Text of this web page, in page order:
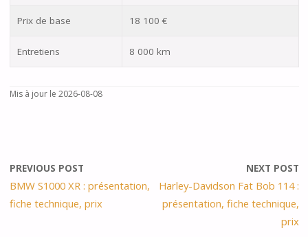
Prix de base 18 100 €
Entretiens 8 000 km
Mis à jour le 2026-08-08
PREVIOUS POST
BMW S1000 XR : présentation,
fiche technique, prix
NEXT POST
Harley-Davidson Fat Bob 114 :
présentation, fiche technique,
prix